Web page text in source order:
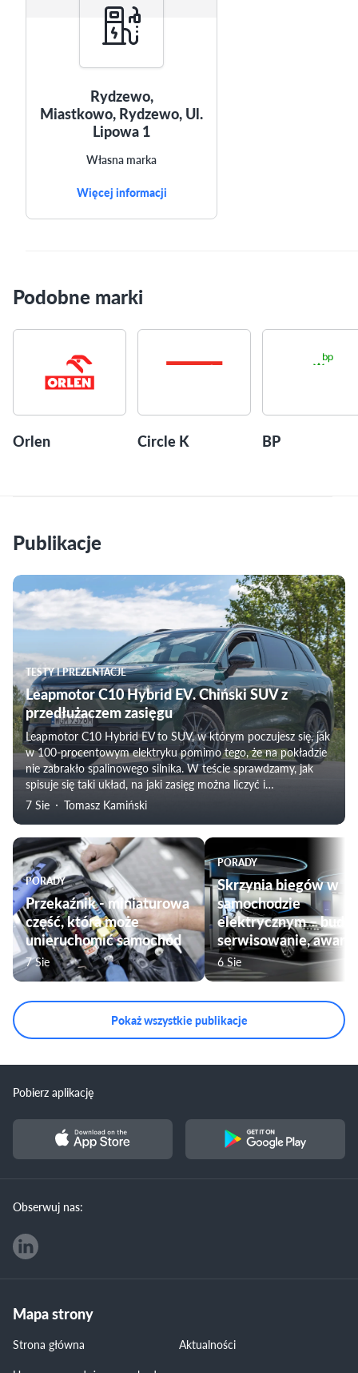
Rydzewo,
Miastkowo, Rydzewo, Ul.
Lipowa 1
Własna marka
Więcej informacji
Podobne marki
Orlen Circle K BP
Publikacje
TESTY I PREZENTACJE
Leapmotor C10 Hybrid EV. Chiński SUV z
przedłużaczem zasięgu
Leapmotor C10 Hybrid EV to SUV, w którym poczujesz się, jak
w 100-procentowym elektryku pomimo tego, że na pokładzie
nie zabrakło spalinowego silnika. W teście sprawdzamy, jak
spisuje się taki układ, na jaki zasięg można liczyć i
weryfikujemy subiektywne odczucia towarzyszące
rodziny.
7 Sie Tomasz Kamiński
PORADY
Przekaźnik - miniaturowa
część, która może
unieruchomić samochód
7 Sie
PORADY
Skrzynia biegów w
samochodzie
elektrycznym –
serwisowanie, awarie
6 Sie
Pokaż wszystkie publikacje
Pobierz aplikację
Obserwuj nas:
Mapa strony
Strona główna
Aktualności